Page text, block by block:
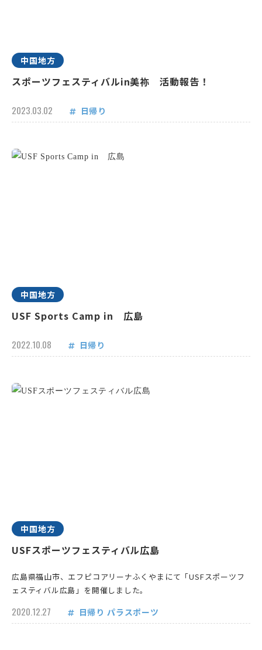
中国地方
スポーツフェスティバルin美祢 活動報告！
2023.03.02 日帰り
中国地方
USF Sports Camp in 広島
2022.10.08 日帰り
中国地方
USFスポーツフェスティバル広島
広島県福山市、エフピコアリーナふくやまにて「USFスポーツフ
ェスティバル広島」を開催しました。
2020.12.27 日帰り パラスポーツ